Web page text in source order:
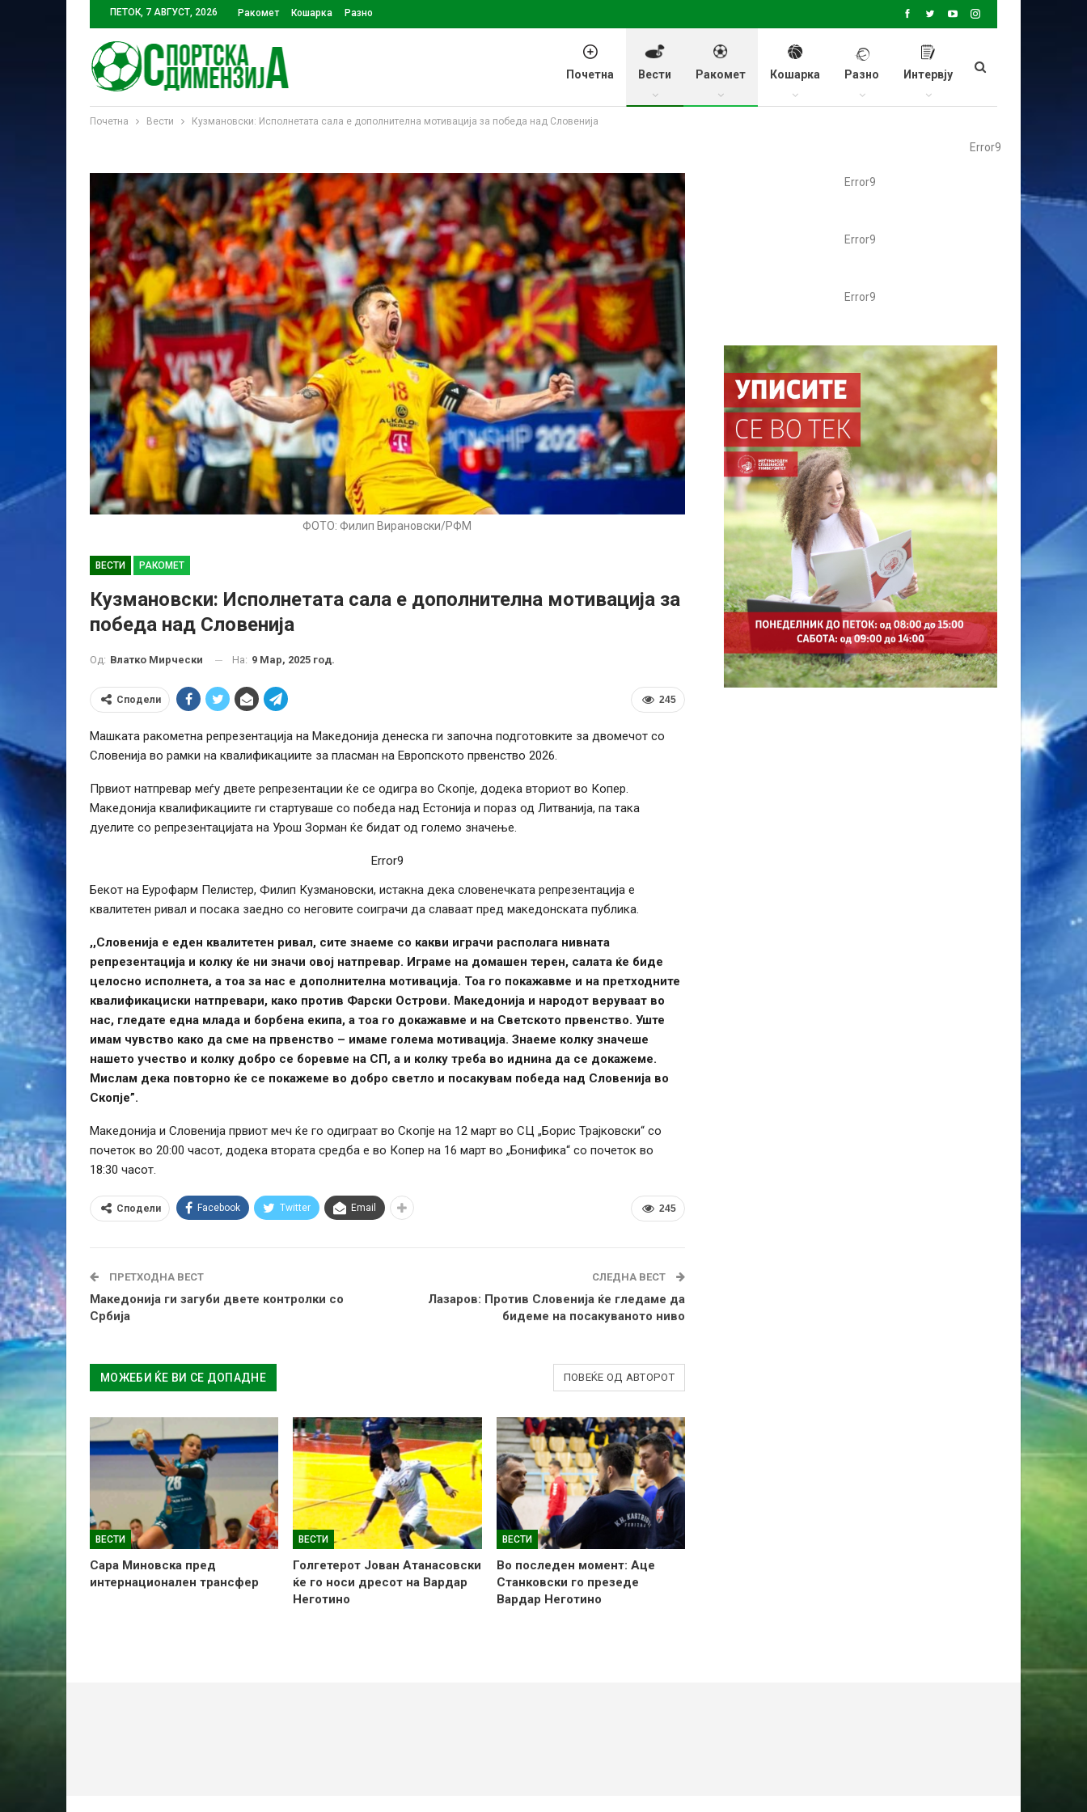
ПЕТОК, 7 АВГУСТ, 2026 Ракомет Кошарка Разно
Почетна Вести Ракомет Кошарка Разно Интервју
Почетна Вести Кузмановски: Исполнетата сала е дополнителна мотивација за победа над Словенија
Error9
ФОТО: Филип Вирановски/РФМ
ВЕСТИ РАКОМЕТ
Кузмановски: Исполнетата сала е дополнителна мотивација за
победа над Словенија
Од: Влатко Мирчески На: 9 Мар, 2025 год.
245
Сподели
Машката ракометна репрезентација на Македонија денеска ги започна подготовките за двомечот со
Словенија во рамки на квалификациите за пласман на Европското првенство 2026.
Првиот натпревар меѓу двете репрезентации ќе се одигра во Скопје, додека вториот во Копер.
Македонија квалификациите ги стартуваше со победа над Естонија и пораз од Литванија, па така
дуелите со репрезентацијата на Урош Зорман ќе бидат од големо значење.
Error9
Бекот на Еурофарм Пелистер, Филип Кузмановски, истакна дека словенечката репрезентација е
квалитетен ривал и посака заедно со неговите соиграчи да славаат пред македонската публика.
,,Словенија е еден квалитетен ривал, сите знаеме со какви играчи располага нивната
репрезентација и колку ќе ни значи овој натпревар. Играме на домашен терен, салата ќе биде
целосно исполнета, а тоа за нас е дополнителна мотивација. Тоа го покажавме и на претходните
квалификациски натпревари, како против Фарски Острови. Македонија и народот веруваат во
нас, гледате една млада и борбена екипа, а тоа го докажавме и на Светското првенство. Уште
имам чувство како да сме на првенство – имаме голема мотивација. Знаеме колку значеше
нашето учество и колку добро се боревме на СП, а и колку треба во иднина да се докажеме.
Мислам дека повторно ќе се покажеме во добро светло и посакувам победа над Словенија во
Скопје”.
Македонија и Словенија првиот меч ќе го одиграат во Скопје на 12 март во СЦ „Борис Трајковски“ со
почеток во 20:00 часот, додека втората средба е во Копер на 16 март во „Бонифика“ со почеток во
18:30 часот.
245
Сподели Facebook Twitter Email
ПРЕТХОДНА ВЕСТ
Македонија ги загуби двете контролки со
Србија
СЛЕДНА ВЕСТ
Лазаров: Против Словенија ќе гледаме да
бидеме на посакуваното ниво
МОЖЕБИ ЌЕ ВИ СЕ ДОПАДНЕ ПОВЕЌЕ ОД АВТОРОТ
ВЕСТИ
Сара Миновска пред
интернационален трансфер
ВЕСТИ
Голгетерот Јован Атанасовски
ќе го носи дресот на Вардар
Неготино
ВЕСТИ
Во последен момент: Аце
Станковски го презеде
Вардар Неготино
Error9
Error9
Error9